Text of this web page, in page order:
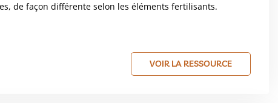
de façon différente selon les éléments fertilisants.
VOIR LA RESSOURCE